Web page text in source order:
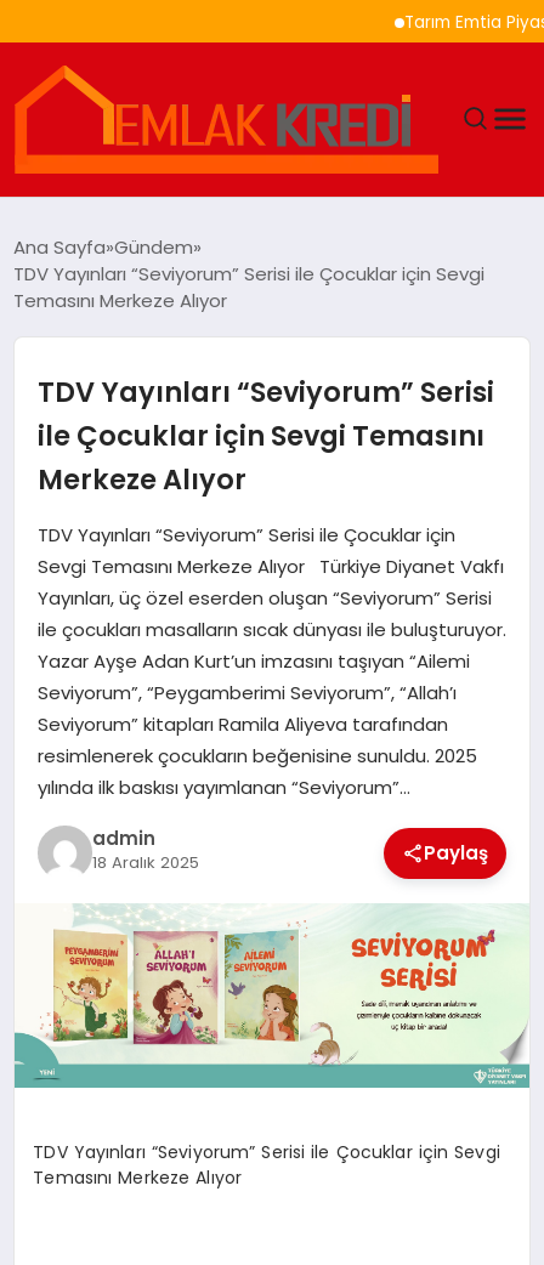
Tarım Emtia
EKONOMI
MAGAZIN
SAĞLIK
SIYASET
SPOR
TEKNOLOJI
YAŞAM
Ana Sayfa Gündem
TDV Yayınları “Seviyorum” Serisi ile Çocuklar için Sevgi
Temasını Merkeze Alıyor
TDV Yayınları “Seviyorum” Serisi
ile Çocuklar için Sevgi Temasını
Merkeze Alıyor
TDV Yayınları “Seviyorum” Serisi ile Çocuklar için
Sevgi Temasını Merkeze Alıyor Türkiye Diyanet Vakfı
Yayınları, üç özel eserden oluşan “Seviyorum” Serisi
ile çocukları masalların sıcak dünyası ile buluşturuyor.
Yazar Ayşe Adan Kurt’un imzasını taşıyan “Ailemi
Seviyorum”, “Peygamberimi Seviyorum”, “Allah’ı
Seviyorum” kitapları Ramila Aliyeva tarafından
resimlenerek çocukların beğenisine sunuldu. 2025
yılında ilk baskısı yayımlanan “Seviyorum”…
admin
18 Aralık 2025 Paylaş
TDV Yayınları “Seviyorum” Serisi ile Çocuklar için Sevgi
Temasını Merkeze Alıyor